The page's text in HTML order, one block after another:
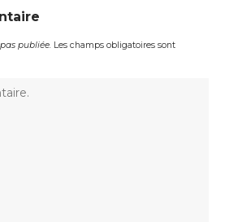
publiée. Les champs obligatoires sont